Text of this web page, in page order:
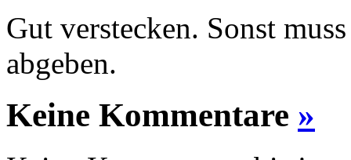
Gut verstecken. Sonst
abgeben.
Keine Kommentare »